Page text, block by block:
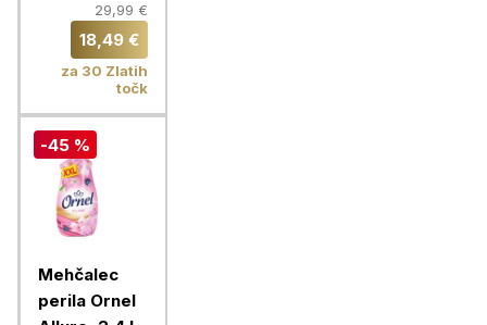
2,7l 60WL
29,99 €
18,49 €
za 30 Zlatih
točk
-45 %
Mehčalec
perila Ornel